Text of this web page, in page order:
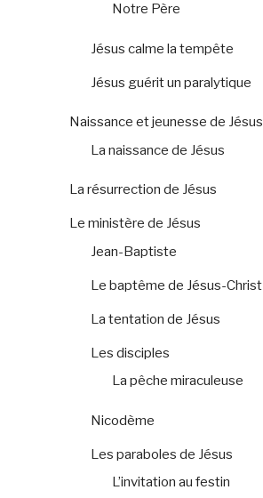
Notre Père
Jésus calme la tempête
Jésus guérit un paralytique
Naissance et jeunesse de Jésus
La naissance de Jésus
La résurrection de Jésus
Le ministère de Jésus
Jean-Baptiste
Le baptême de Jésus-Christ
La tentation de Jésus
Les disciples
La pêche miraculeuse
Nicodème
Les paraboles de Jésus
L’invitation au festin